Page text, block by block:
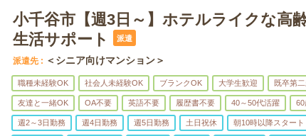
小千谷市【週3日～】ホテルライクな高
生活サポート
派遣
派遣先 ＜シニア向けマンション＞
職種未経験OK 社会人未経験OK ブランクOK 大学生歓迎 既卒第
友達と一緒OK OA不要 英語不要 履歴書不要 40～50代活躍 60
週2～3日勤務 週4日勤務 週5日勤務 土日祝休 朝10時以降スタート